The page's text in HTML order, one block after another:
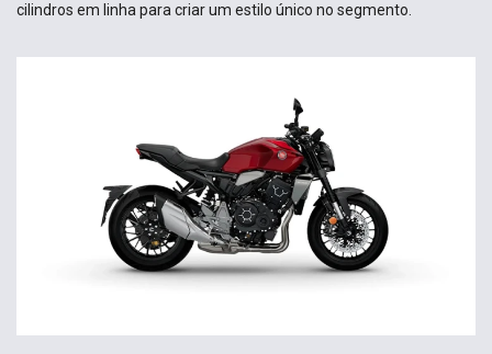
cilindros em linha para criar um estilo único no segmento.